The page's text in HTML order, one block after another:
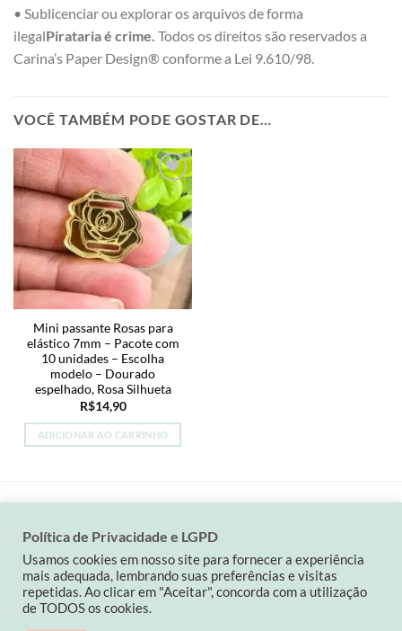
• Sublicenciar ou explorar os arquivos de forma
ilegalPirataria é crime. Todos os direitos são reservados a
Carina’s Paper Design® conforme a Lei 9.610/98.
VOCÊ TAMBÉM PODE GOSTAR DE…
Mini passante Rosas para
elástico 7mm – Pacote com
10 unidades – Escolha
modelo – Dourado
espelhado, Rosa Silhueta
R$14,90
ADICIONAR AO CARRINHO
Visa
QUEM SOMOS POLÍTICA DA LOJA CONTATO
Contato: (19) 9 82263900| carinaspaperdesign@gmail.com
Política de Privacidade e LGPD
Usamos cookies em nosso site para fornecer a experiência
mais adequada, lembrando suas preferências e visitas
repetidas. Ao clicar em "Aceitar", concorda com a utilização
de TODOS os cookies.